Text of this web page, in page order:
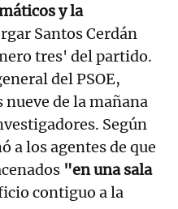
y la
Santos Cerdán
tres' del partido.
del PSOE,
nueve de la mañana
Según
a los agentes de que
"en una sala
contiguo a la